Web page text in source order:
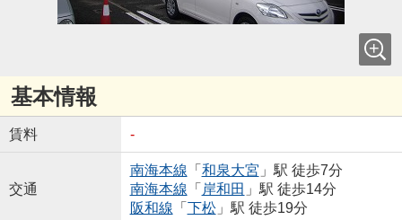
基本情報
賃料 -
交通
南海本線 「 和泉大宮 」駅 徒歩7分
南海本線 「 岸和田 」駅 徒歩14分
阪和線 「 下松」駅 徒歩19分